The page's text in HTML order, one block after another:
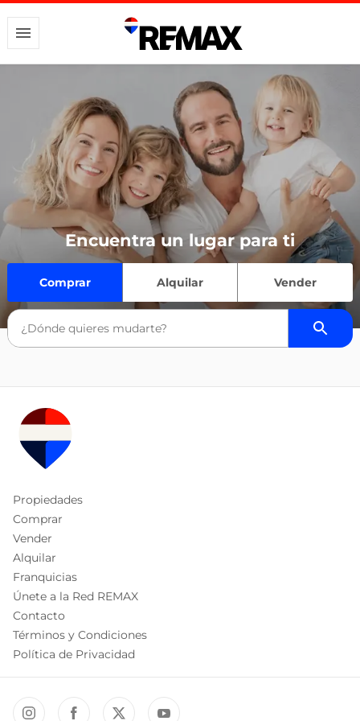
Encuentra un lugar para ti
Comprar Alquilar Vender
Propiedades
Comprar
Vender
Alquilar
Franquicias
Únete a la Red REMAX
Contacto
Términos y Condiciones
Política de Privacidad